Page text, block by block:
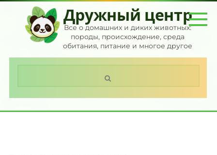
Перейти
контенту
Дружный центр
Все о домашних и диких животных:
породы, происхождение, среда
обитания, питание и многое другое